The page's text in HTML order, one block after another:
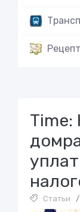
Time:
Статьи /